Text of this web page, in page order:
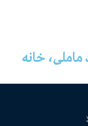
خانە